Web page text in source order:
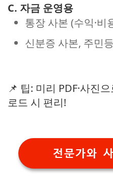
C. 자금 운영용
통장 사본 (수익·비
신분증 사본, 주민
📌 팁: 미리 PDF·사진
로드 시 편리!
전문가와